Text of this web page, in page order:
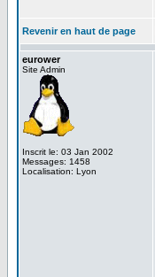
Revenir en haut de page
eurower
Site Admin
Inscrit le: 03 Jan 2002
Messages: 1458
Localisation: Lyon